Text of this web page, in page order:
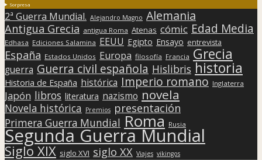
Sorpresa
2ª Guerra Mundial. Alejandro Magno Alemania
Antigua Grecia antigua Roma Atenas cómic Edad Media
Edhasa Ediciones Salamina EEUU Egipto Ensayo entrevista
España Estados Unidos Europa filosofía Francia Grecia
guerra Guerra civil española Hislibris historia
Historia de España histórica Imperio romano Inglaterra
Japón libros literatura nazismo novela
Novela histórica Premios presentación
Primera Guerra Mundial Roma Rusia
Segunda Guerra Mundial
Siglo XIX siglo XVI siglo XX Viajes vikingos